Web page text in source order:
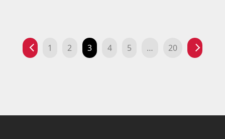
1 2 3 4 5 … 20